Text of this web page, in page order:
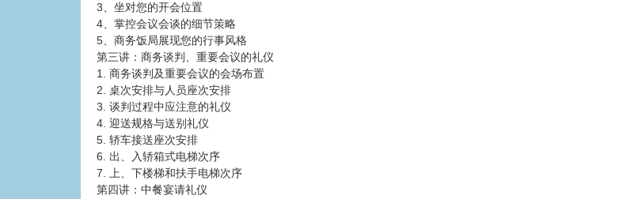
3、坐对您的开会位置
4、掌控会议会谈的细节策略
5、商务饭局展现您的行事风格
第三讲：商务谈判、重要会议的礼仪
1. 商务谈判及重要会议的会场布置
2. 桌次安排与人员座次安排
3. 谈判过程中应注意的礼仪
4. 迎送规格与送别礼仪
5. 轿车接送座次安排
6. 出、入轿箱式电梯次序
7. 上、下楼梯和扶手电梯次序
第四讲：中餐宴请礼仪